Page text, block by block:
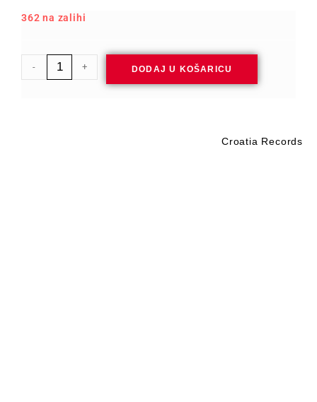
362 na zalihi
- + DODAJ U KOŠARICU
Croatia Records